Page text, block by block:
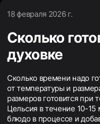
18 февраля 2026 г.
Сколько
духовке
Сколько времени надо
от температуры и
размеров готовится при
Цельсия в течение 10-
блюдо в процессе и